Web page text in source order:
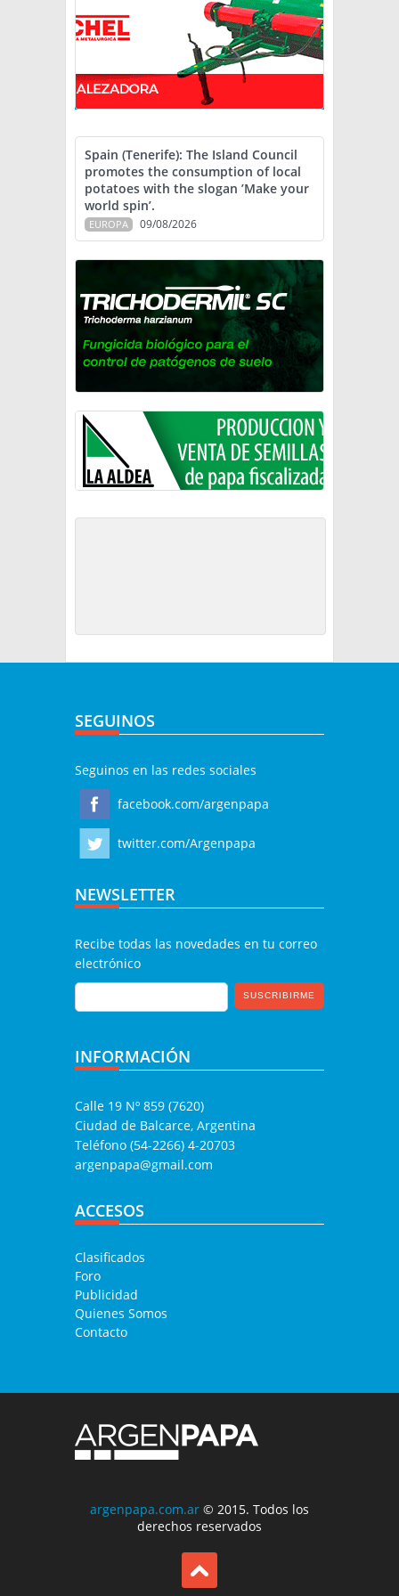
Spain (Tenerife): The Island Council
promotes the consumption of local
potatoes with the slogan ’Make your
world spin’.
EUROPA 09/08/2026
SEGUINOS
Seguinos en las redes sociales
facebook.com/argenpapa
twitter.com/Argenpapa
NEWSLETTER
Recibe todas las novedades en tu correo
electrónico
INFORMACIÓN
Calle 19 Nº 859 (7620)
Ciudad de Balcarce, Argentina
Teléfono (54-2266) 4-20703
argenpapa@gmail.com
ACCESOS
Clasificados
Foro
Publicidad
Quienes Somos
Contacto
argenpapa.com.ar © 2015. Todos los
derechos reservados